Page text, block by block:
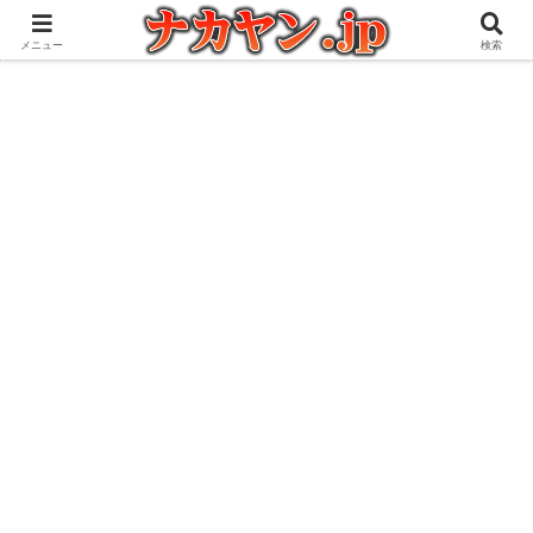
アウトドアとガジェット好きな管理人の愉快な日々を綴るブログ
メニュー 検索